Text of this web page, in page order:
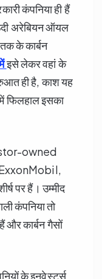
कंपनिया ही हैं
अरेबियन ऑयल
के कार्बन
इसे लेकर वहां के
ही है, काश यह
फिलहाल इसका
owned
पर हैं। उम्मीद
कंपनिया तो
और कार्बन गैसों
के इनवेस्टर्स